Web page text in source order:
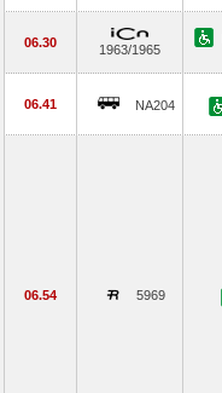
06.30 1963/1965
06.41 NA204
06.54 5969